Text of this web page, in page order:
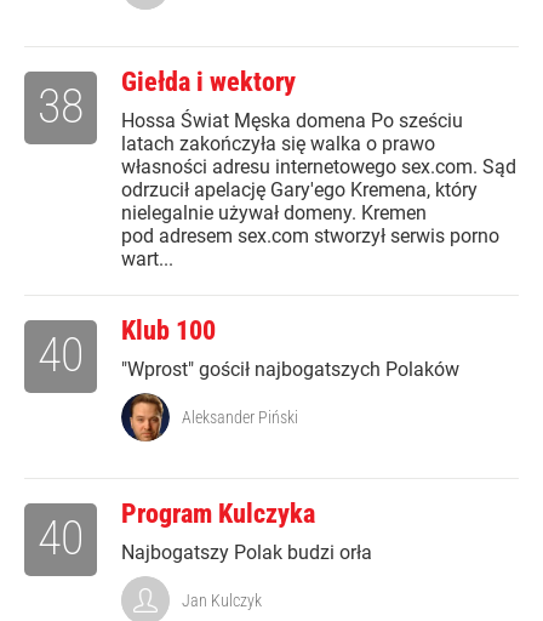
Giełda i wektory
Hossa Świat Męska domena Po sześciu
latach zakończyła się walka o prawo
własności adresu internetowego sex.com. Sąd
odrzucił apelację Gary'ego Kremena, który
nielegalnie używał domeny. Kremen
pod adresem sex.com stworzył serwis porno
wart...
38
Klub 100
"Wprost" gościł najbogatszych Polaków
40
Aleksander Piński
Program Kulczyka
Najbogatszy Polak budzi orła
40
Jan Kulczyk